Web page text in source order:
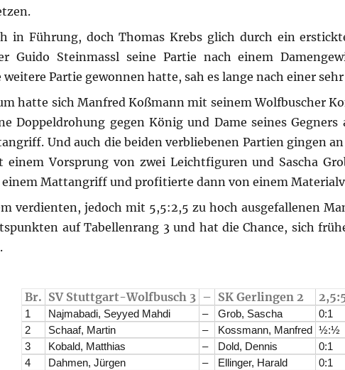
in Führung, doch Thomas Krebs glich durch ein
Guido Steinmassl seine Partie nach einem
Partie gewonnen hatte, sah es lange nach einer
hatte sich Manfred Koßmann mit seinem Wolfbuscher
Doppeldrohung gegen König und Dame seines
Und auch die beiden verbliebenen Partien gingen
einem Vorsprung von zwei Leichtfiguren und Sascha
Mattangriff und profitierte dann von einem
verdienten, jedoch mit 5,5:2,5 zu hoch ausgefallenen
auf Tabellenrang 3 und hat die Chance, sich
Br. SV Stuttgart-Wolfbusch 3 – SK Gerlingen 2
1 Najmabadi, Seyyed Mahdi – Grob, Sascha
0:1
2
Schaaf, Martin – Kossmann, Manfred ½:½
3
Kobald, Matthias – Dold, Dennis
0:1
4
Dahmen, Jürgen – Ellinger, Harald
0:1